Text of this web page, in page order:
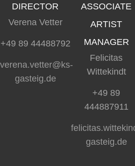
DIRECTOR
Verena Vetter
+49 89 44488792
verena.vetter@ks-
gasteig.de
ASSOCIATE
ARTIST
MANAGER
Felicitas
Wittekindt
+49 89
444887911
gasteig.de